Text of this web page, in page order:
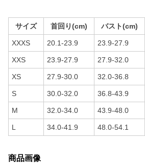
サイズ 首回り(cm) バスト(cm)
XXXS 20.1-23.9 23.9-27.9
XXS 23.9-27.9 27.9-32.0
XS 27.9-30.0 32.0-36.8
S 30.0-32.0 36.8-43.9
M 32.0-34.0 43.9-48.0
L 34.0-41.9 48.0-54.1
商品画像